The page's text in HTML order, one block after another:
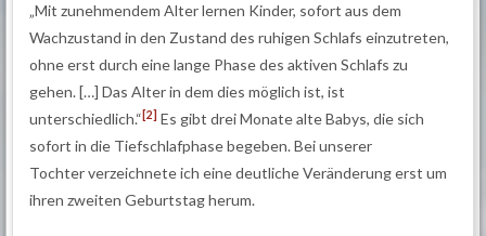
„Mit zunehmendem Alter lernen Kinder, sofort aus dem
Wachzustand in den Zustand des ruhigen Schlafs einzutreten,
ohne erst durch eine lange Phase des aktiven Schlafs zu
gehen. […] Das Alter in dem dies möglich ist, ist
unterschiedlich.“[2] Es gibt drei Monate alte Babys, die sich
sofort in die Tiefschlafphase begeben. Bei unserer
Tochter verzeichnete ich eine deutliche Veränderung erst um
ihren zweiten Geburtstag herum.